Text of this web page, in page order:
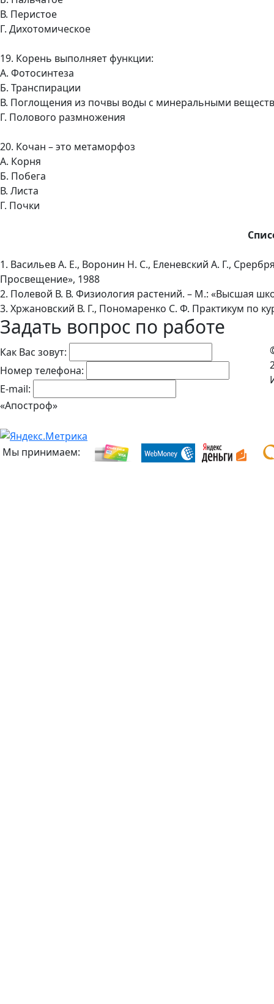
В. Перистое
Г. Дихотомическое
19. Корень выполняет функции:
А. Фотосинтеза
Б. Транспирации
В. Поглощения из почвы воды с минеральными
Г. Полового размножения
20. Кочан – это метаморфоз
А. Корня
Б. Побега
В. Листа
Г. Почки
1. Васильев А. Е., Воронин Н. С., Еленевский А. Г.,
Просвещение», 1988
2. Полевой В. В. Физиология растений. – М.: «Высшая
3. Хржановский В. Г., Пономаренко С. Ф. Практикум по
Задать вопрос по работе
Как Вас зовут:
Номер телефона:
E-mail:
«Апостроф»
Мы принимаем: